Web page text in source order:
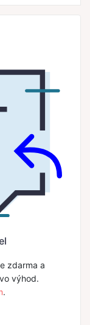
zdarma a
výhod.
.